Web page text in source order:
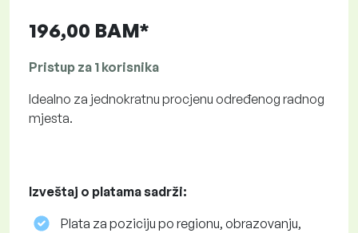
196,00 BAM*
Pristup za 1 korisnika
Idealno za jednokratnu procjenu određenog radnog
mjesta.
Izveštaj o platama sadrži:
Plata za poziciju po regionu, obrazovanju,